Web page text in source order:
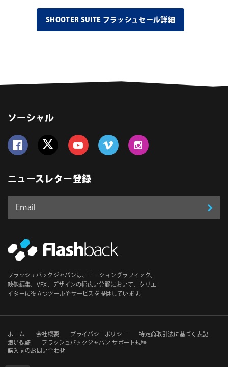
SHOOTER SUITE フラッシュセール詳細
ソーシャル
ニュースレター登録
Email
ス
必
須
登
フラッシュバックジャパンは、モーショングラフィック、
映像編集、VFX、デザインの幅広い分野において、クリエ
イターに役立つツールやサービスを提供しています。
セ
カ
ホーム 会社概要 プライバシーポリシー
特定商取引法に基づく表記
満足保証
フラッシュバックジャパン サポート規程
購入前のお問い合わせ